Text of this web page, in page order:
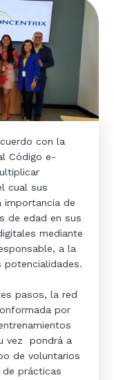
con la
Código e-
cual sus
importancia de
de edad en sus
mediante
a la
potencialidades.
pasos, la red
por
vez pondrá a
de voluntarios
prácticas